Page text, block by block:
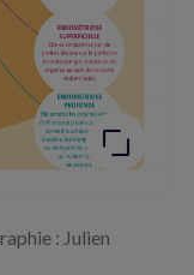
: Julien